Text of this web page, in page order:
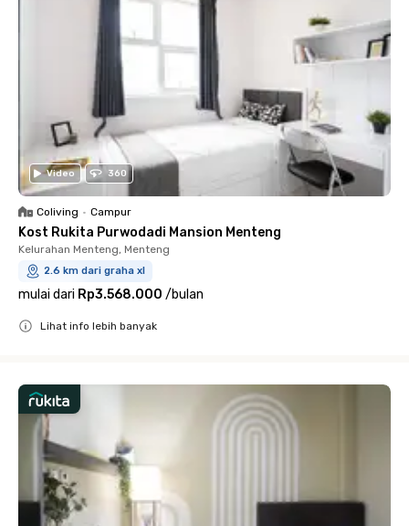
Video 360
Coliving • Campur
Kost Rukita Purwodadi Mansion Menteng
Kelurahan Menteng, Menteng
2.6 km dari graha xl
mulai dari Rp3.568.000 /bulan
Lihat info lebih banyak